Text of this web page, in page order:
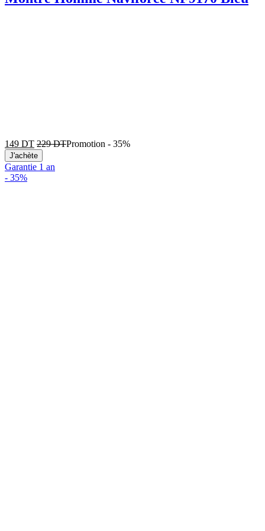
149 DT 229DTPromotion - 35%
J'achète
Garantie 1 an
- 35%